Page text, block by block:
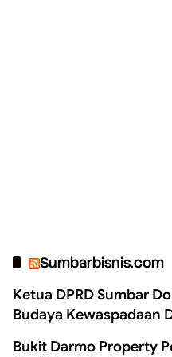
Sumbarbisnis.com
Ketua DPRD Sumbar
Budaya Kewaspadaan
Bukit Darmo Property